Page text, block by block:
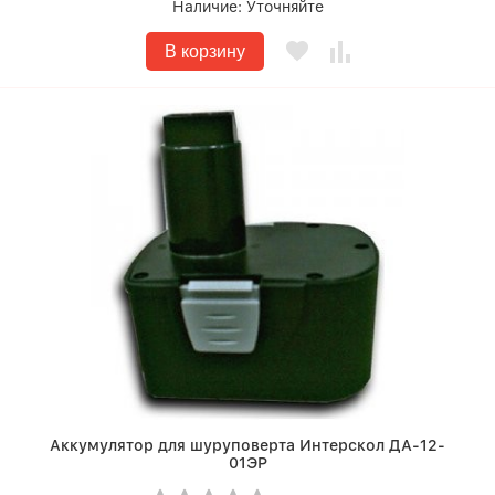
Наличие: Уточняйте
В корзину
Аккумулятор для шуруповерта Интерскол ДА-12-
01ЭР